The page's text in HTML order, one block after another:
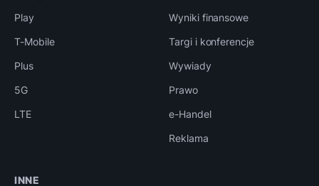
Play
T-Mobile
Plus
5G
LTE
Wyniki finansowe
Targi i konferencje
Wywiady
Prawo
e-Handel
Reklama
INNE